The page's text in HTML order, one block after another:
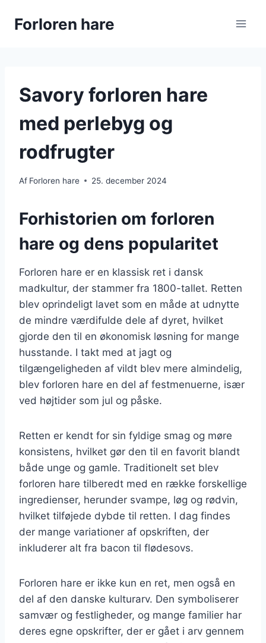
Forloren hare
Savory forloren hare
med perlebyg og
rodfrugter
Af Forloren hare 25. december 2024
Forhistorien om forloren
hare og dens popularitet
Forloren hare er en klassisk ret i dansk
madkultur, der stammer fra 1800-tallet. Retten
blev oprindeligt lavet som en måde at udnytte
de mindre værdifulde dele af dyret, hvilket
gjorde den til en økonomisk løsning for mange
husstande. I takt med at jagt og
tilgængeligheden af vildt blev mere almindelig,
blev forloren hare en del af festmenuerne, især
ved højtider som jul og påske.
Retten er kendt for sin fyldige smag og møre
konsistens, hvilket gør den til en favorit blandt
både unge og gamle. Traditionelt set blev
forloren hare tilberedt med en række forskellige
ingredienser, herunder svampe, løg og rødvin,
hvilket tilføjede dybde til retten. I dag findes
der mange variationer af opskriften, der
inkluderer alt fra bacon til flødesovs.
Forloren hare er ikke kun en ret, men også en
del af den danske kulturarv. Den symboliserer
samvær og festligheder, og mange familier har
deres egne opskrifter, der er gået i arv gennem